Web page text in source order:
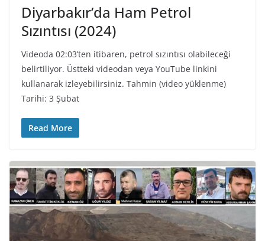
Diyarbakır’da Ham Petrol
Sızıntısı (2024)
Videoda 02:03’ten itibaren, petrol sızıntısı olabileceği
belirtiliyor. Üstteki videodan veya YouTube linkini
kullanarak izleyebilirsiniz. Tahmin (video yüklenme)
Tarihi: 3 Şubat
Read More